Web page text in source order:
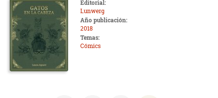
Editorial:
Lunwerg
Año publicación:
2018
Temas:
Cómics